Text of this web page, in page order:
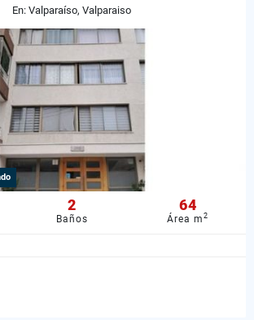
En: Valparaíso, Valparaiso
2
Baños
64
Área m2